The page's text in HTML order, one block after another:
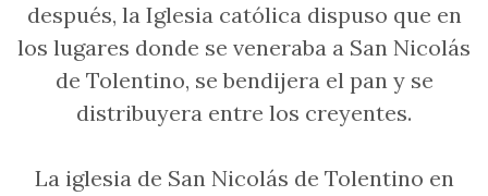
después, la Iglesia católica dispuso que en
los lugares donde se veneraba a San Nicolás
de Tolentino, se bendijera el pan y se
distribuyera entre los creyentes.
La iglesia de San Nicolás de Tolentino en